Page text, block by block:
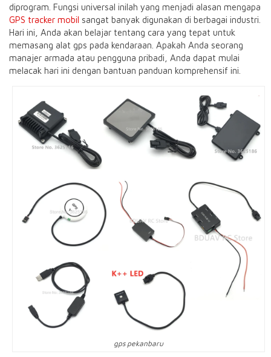
diprogram. Fungsi universal inilah yang menjadi alasan mengapa
GPS tracker mobil sangat banyak digunakan di berbagai industri.
Hari ini, Anda akan belajar tentang cara yang tepat untuk
memasang alat gps pada kendaraan. Apakah Anda seorang
manajer armada atau pengguna pribadi, Anda dapat mulai
melacak hari ini dengan bantuan panduan komprehensif ini.
gps pekanbaru